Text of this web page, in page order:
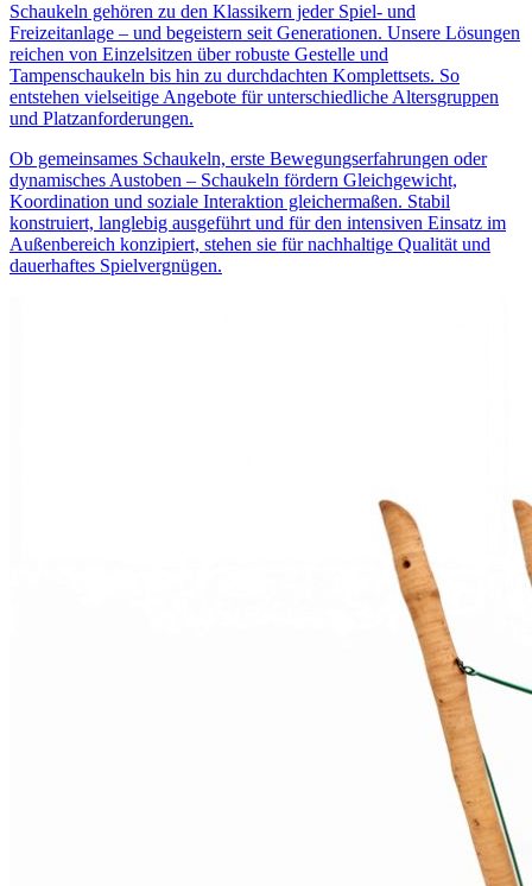
Schaukeln gehören zu den Klassikern jeder Spiel- und
Freizeitanlage – und begeistern seit Generationen. Unsere Lösungen
reichen von Einzelsitzen über robuste Gestelle und
Tampenschaukeln bis hin zu durchdachten Komplettsets. So
entstehen vielseitige Angebote für unterschiedliche Altersgruppen
und Platzanforderungen.
Ob gemeinsames Schaukeln, erste Bewegungserfahrungen oder
dynamisches Austoben – Schaukeln fördern Gleichgewicht,
Koordination und soziale Interaktion gleichermaßen. Stabil
konstruiert, langlebig ausgeführt und für den intensiven Einsatz im
Außenbereich konzipiert, stehen sie für nachhaltige Qualität und
dauerhaftes Spielvergnügen.